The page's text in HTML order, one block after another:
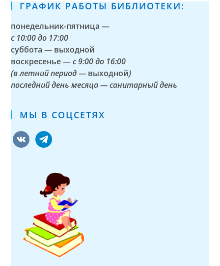
ГРАФИК РАБОТЫ БИБЛИОТЕКИ:
понедельник-пятница —
с 10:00 до 17:00
суббота — выходной
воскресенье —с 9:00 до 16:00
(в летний период — выходной)
последний день месяца — санитарный день
МЫ В СОЦСЕТЯХ
vkontaktetelegram